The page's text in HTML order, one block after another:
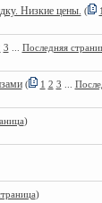
Низкие цены. ( 1
3 Последняя
( 1 2 3
)
)